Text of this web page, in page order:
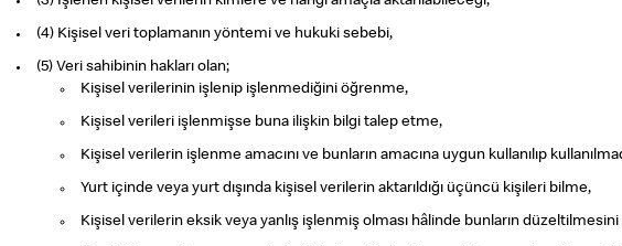
(4) Kişisel veri toplamanın yöntemi ve hukuki sebebi,
(5) Veri sahibinin hakları olan;
Kişisel verilerinin işlenip işlenmediğini öğrenme,
Kişisel verileri işlenmişse buna ilişkin bilgi talep etme,
Kişisel verilerin işlenme amacını ve bunların amacına uygun kullanılıp
Yurt içinde veya yurt dışında kişisel verilerin aktarıldığı üçüncü kişileri bilme,
Kişisel verilerin eksik veya yanlış işlenmiş olması hâlinde bunların